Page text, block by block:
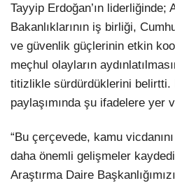
Tayyip Erdoğan’ın liderliğinde;
Bakanlıklarının iş birliği,
ve güvenlik güçlerinin etkin
meçhul olayların
titizlikle sürdürdüklerini belirtti.
paylaşımında şu ifadelere yer
“Bu çerçevede, kamu
daha önemli gelişmeler
Araştırma Daire